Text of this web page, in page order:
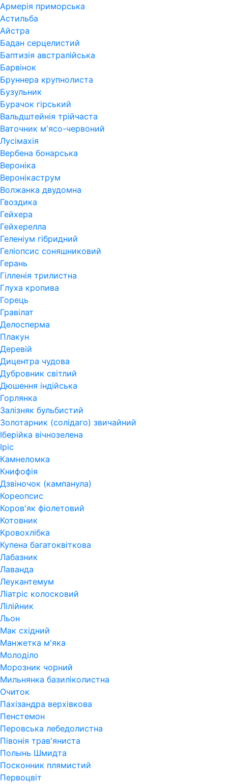
Армерія приморська
Астильба
Айстра
Бадан серцелистий
Баптизія австралійська
Барвінок
Бруннера крупнолиста
Бузульник
Бурачок гірський
Вальдштейнія трійчаста
Ваточник м'ясо-червоний
Лусімахія
Вербена бонарська
Вероніка
Веронікаструм
Волжанка двудомна
Гвоздика
Гейхера
Гейхерелла
Геленіум гібридний
Геліопсис соняшниковий
Герань
Гiлленiя трилистна
Глуха кропива
Горець
Гравілат
Делосперма
Плакун
Деревій
Дицентра чудова
Дубровник світлий
Дюшення індійська
Горлянка
Залізняк бульбистий
Золотарник (солідаго) звичайний
Іберійка вічнозелена
Іріс
Камнеломка
Книфофія
Дзвіночок (кампанула)
Кореопсис
Коров'як фіолетовий
Котовник
Кровохлібка
Купена багатоквіткова
Лабазник
Лаванда
Леукантемум
Ліатріс колосковий
Лілійник
Льон
Мак східний
Манжетка м'яка
Молоділо
Морозник чорний
Мильнянка базиліколистна
Очиток
Пахізандра верхівкова
Пенстемон
Перовська лебедолистна
Півонія трав'яниста
Полынь Шмидта
Посконник плямистий
Первоцвіт